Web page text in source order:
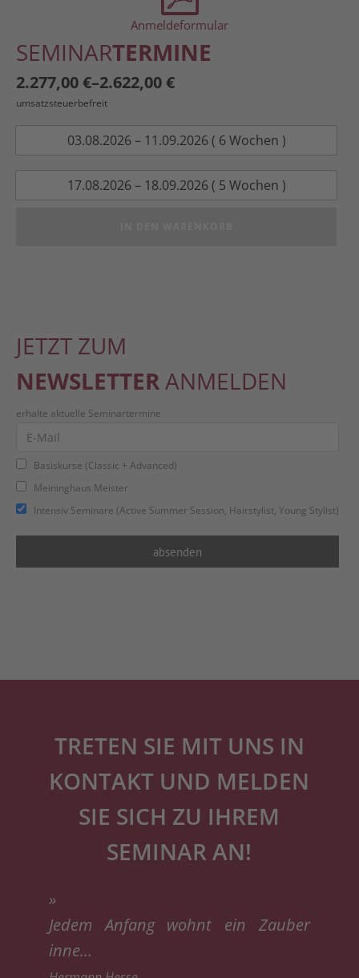
Anmeldeformular
SEMINARTERMINE
2.277,00€–2.622,00€
umsatzsteuerbefreit
03.08.2026 – 11.09.2026 ( 6 Wochen )
17.08.2026 – 18.09.2026 ( 5 Wochen )
JETZT ZUM
NEWSLETTERANMELDEN
erhalte aktuelle Seminartermine
Basiskurse (Classic + Advanced)
Meininghaus Meister
Intensiv Seminare (Active Summer Session, Hairstylist, Young Stylist)
TRETEN SIE MIT UNS IN
KONTAKT UND MELDEN
SIE SICH ZU IHREM
SEMINAR AN!
»
Jedem Anfang wohnt ein Zauber
inne…